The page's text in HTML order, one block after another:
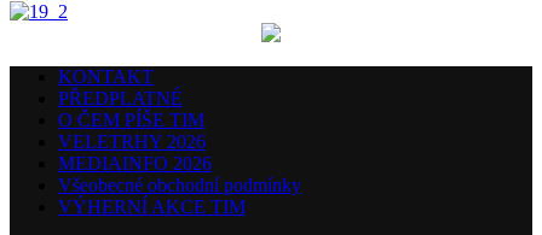
KONTAKT
PŘEDPLATNÉ
O ČEM PÍŠE TIM
VELETRHY 2026
MEDIAINFO 2026
Všeobecné obchodní podmínky
VÝHERNÍ AKCE TIM